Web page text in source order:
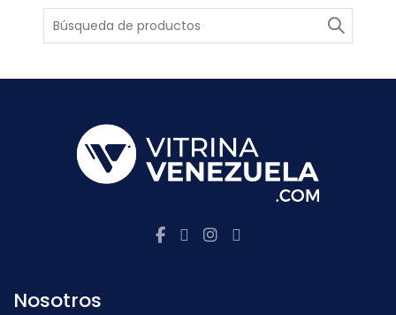
Buscar
Nosotros